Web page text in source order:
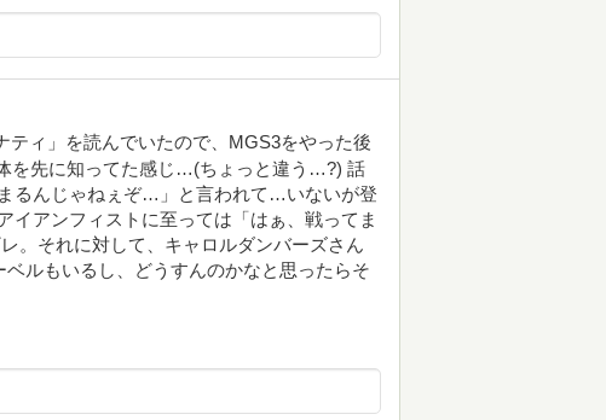
ティ」を読んでいたので、MGS3をやった後
を先に知ってた感じ…(ちょっと違う…?) 話
るんじゃねぇぞ…」と言われて…いないが登
イアンフィストに至っては「はぁ、戦ってま
。それに対して、キャロルダンバーズさん
ルもいるし、どうすんのかなと思ったらそ